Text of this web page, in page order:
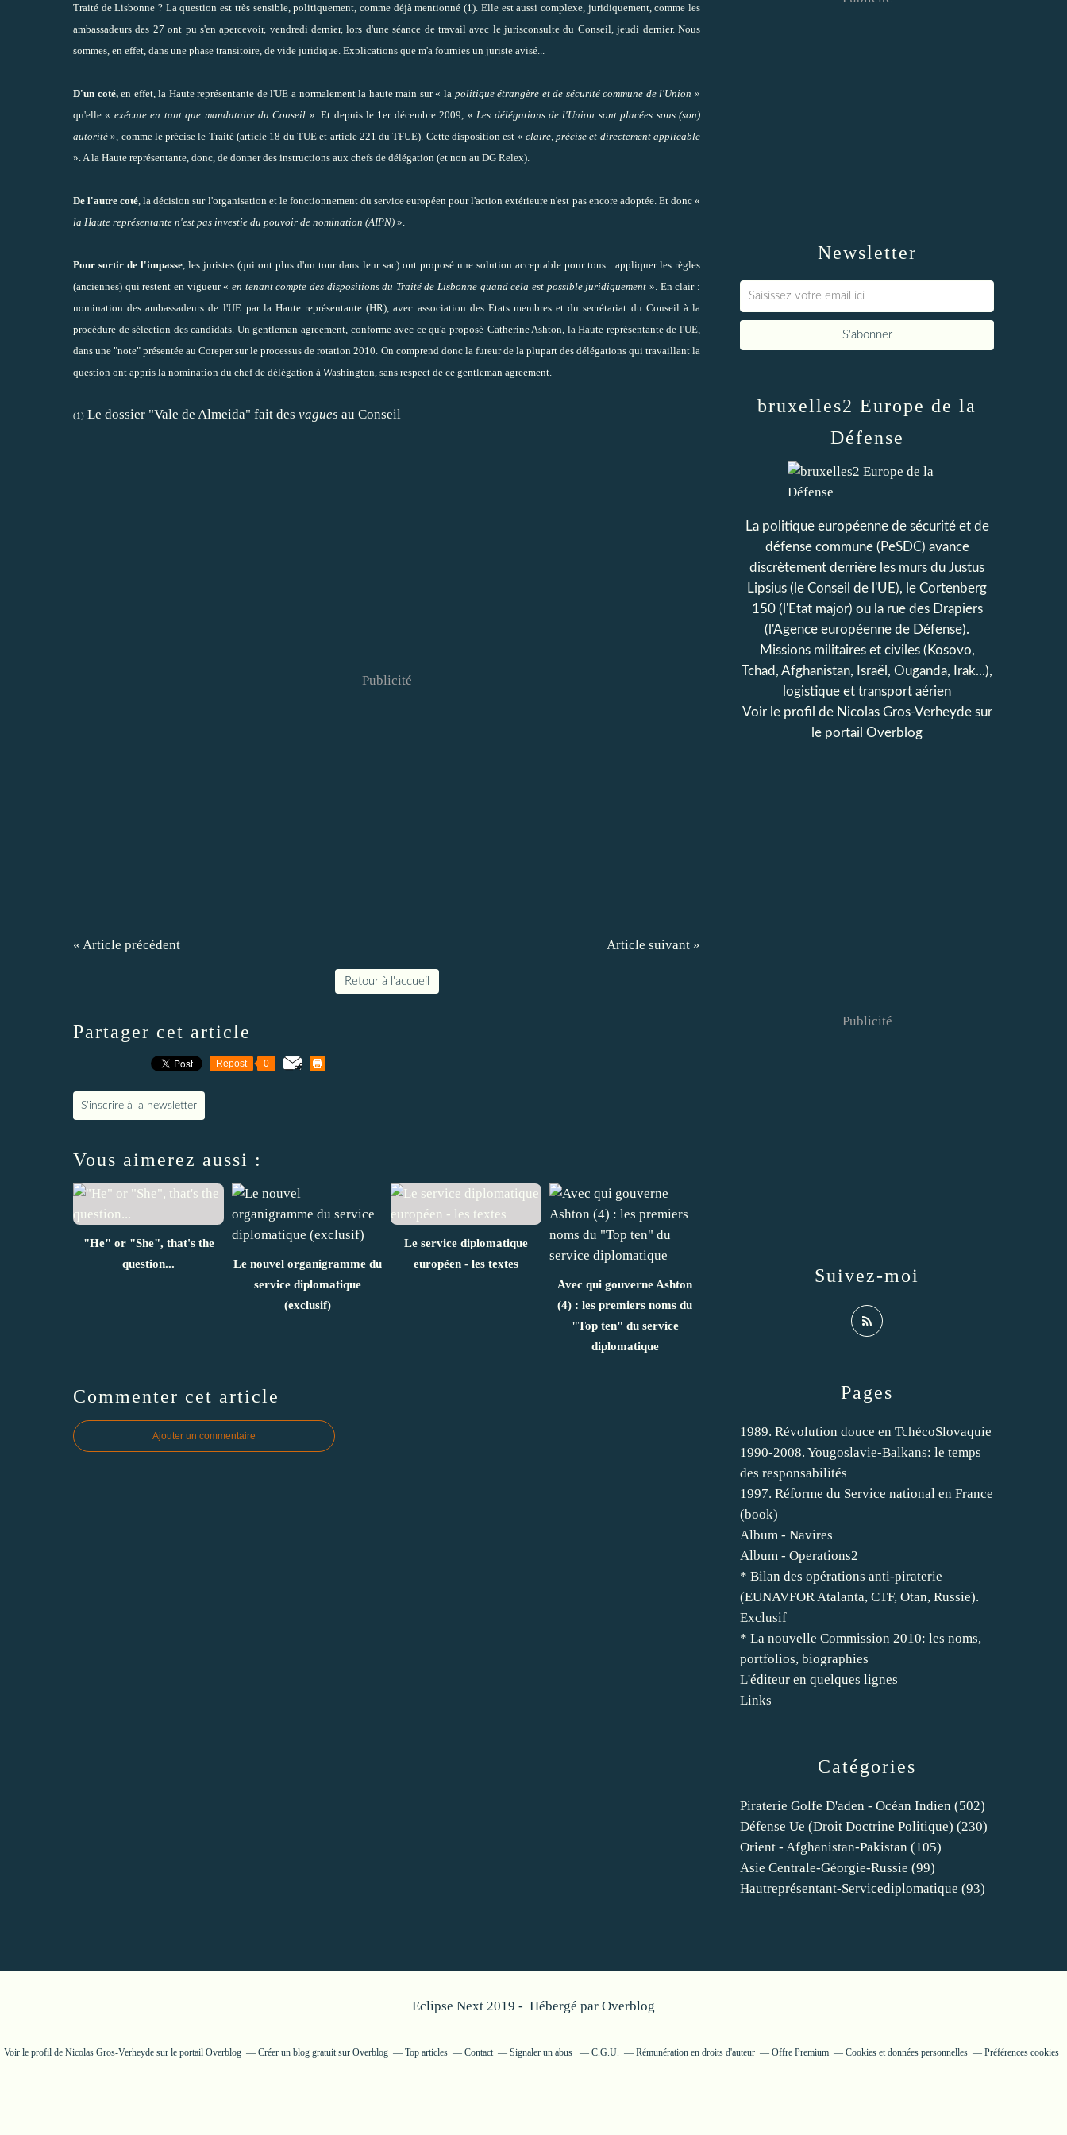
Traité de Lisbonne ? La question est très sensible, politiquement, comme déjà mentionné (1). Elle est aussi complexe, juridiquement, comme les
ambassadeurs des 27 ont pu s'en apercevoir, vendredi dernier, lors d'une séance de travail avec le jurisconsulte du Conseil, jeudi dernier. Nous
sommes, en effet, dans une phase transitoire, de vide juridique. Explications que m'a fournies un juriste avisé...
D'un coté,en effet, la Haute représentante de l'UE a normalement la haute main sur « la politique étrangère et de sécurité commune de l'Union »
qu'elle « exécute en tant que mandataire du Conseil ». Et depuis le 1er décembre 2009, « Les délégations de l'Union sont placées sous (son)
autorité », comme le précise le Traité (article 18 du TUE et article 221 du TFUE). Cette disposition est « claire, précise et directement applicable
». A la Haute représentante, donc, de donner des instructions aux chefs de délégation (et non au DG Relex).
De l'autre coté , la décision sur l'organisation et le fonctionnement du service européen pour l'action extérieure n'est pas encore adoptée. Et donc «
la Haute représentante n'est pas investie du pouvoir de nomination (AIPN) ».
Pour sortir de l'impasse , les juristes (qui ont plus d'un tour dans leur sac) ont proposé une solution acceptable pour tous : appliquer les règles
(anciennes) qui restent en vigueur « en tenant compte des dispositions du Traité de Lisbonne quand cela est possible juridiquement ». En clair :
nomination des ambassadeurs de l'UE par la Haute représentante (HR) , avec association des Etats membres et du secrétariat du Conseil à la
procédure de sélection des candidats. Un gentleman agreement, conforme avec ce qu'a proposé Catherine Ashton, la Haute représentante de l'UE,
dans une "note" présentée au Coreper sur le processus de rotation 2010. On comprend donc la fureur de la plupart des délégations qui travaillant la
question ont appris la nomination du chef de délégation à Washington, sans respect de ce gentleman agreement.
(1) Le dossier "Vale de Almeida" fait des vagues au Conseil
Publicité
« Article précédent Article suivant »
Retour à l'accueil
Partager cet article
Repost 0
S'inscrire à la newsletter
Vous aimerez aussi :
"He" or "She", that's the
question...
Le nouvel organigramme du
service diplomatique
(exclusif)
Le service diplomatique
européen - les textes
Avec qui gouverne Ashton
(4) : les premiers noms du
"Top ten" du service
diplomatique
Commenter cet article
Ajouter un commentaire
Newsletter
Catégories
Piraterie Golfe D'aden - Océan Indien (502)
Défense Ue (droit Doctrine Politique) (230)
Orient - Afghanistan-Pakistan (105)
Asie Centrale-Géorgie-Russie (99)
Hautreprésentant-Servicediplomatique (93)
Pages
1989. Révolution douce en TchécoSlovaquie
1990-2008. Yougoslavie-Balkans: le temps
des responsabilités
1997. Réforme du Service national en France
(book)
Album - Navires
Album - Operations2
* Bilan des opérations anti-piraterie
(EUNAVFOR Atalanta, CTF, Otan, Russie).
Exclusif
* La nouvelle Commission 2010: les noms,
portfolios, biographies
L'éditeur en quelques lignes
Links
bruxelles2 Europe de la
Défense
La politique européenne de sécurité et de
défense commune (PeSDC) avance
discrètement derrière les murs du Justus
Lipsius (le Conseil de l'UE), le Cortenberg
150 (l'Etat major) ou la rue des Drapiers
(l'Agence européenne de Défense).
Missions militaires et civiles (Kosovo,
Tchad, Afghanistan, Israël, Ouganda, Irak...),
logistique et transport aérien
Voir le profil de Nicolas Gros-Verheydesur
le portail Overblog
Suivez-moi
Publicité
Eclipse Next 2019 - Hébergé par Overblog
Voir le profil de Nicolas Gros-Verheydesur le portail Overblog Créer un blog gratuit sur Overblog Top articles Contact Signaler un abus C.G.U. Rémunération en droits d'auteur Offre Premium Cookies et données personnelles Préférences cookies